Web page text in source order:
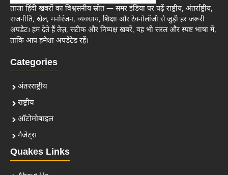
ताज़ा हिंदी खबरों का विश्वसनीय स्रोत — समर इंडिया पर पढ़ें राष्ट्रीय, अंतर्राष्ट्रीय,
राजनीति, खेल, मनोरंजन, व्यवसाय, शिक्षा और टेक्नोलॉजी से जुड़ी हर जरूरी
अपडेट। हम देते हैं तेज़, सटीक और निष्पक्ष खबरें, वह भी सरल और स्पष्ट भाषा में,
ताकि आप हमेशा अपडेटेड रहें।
Categories
अंतरराष्ट्रीय
राष्ट्रीय
ऑटोमोबाइल
गैजेट्स
Quakes Links